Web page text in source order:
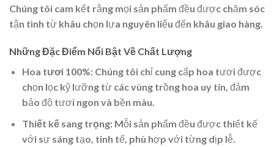
Chúng tôi cam kết rằng mọi sản phẩm đều được chăm sóc
tận tình từ khâu chọn lựa nguyên liệu đến khâu giao hàng.
Những Đặc Điểm Nổi Bật Về Chất Lượng
Hoa tươi 100%: Chúng tôi chỉ cung cấp hoa tươi được
chọn lọc kỹ lưỡng từ các vùng trồng hoa uy tín, đảm
bảo độ tươi ngon và bền màu.
Thiết kế sang trọng: Mỗi sản phẩm đều được thiết kế
với sự sáng tạo, tinh tế, phù hợp với từng dịp lễ.